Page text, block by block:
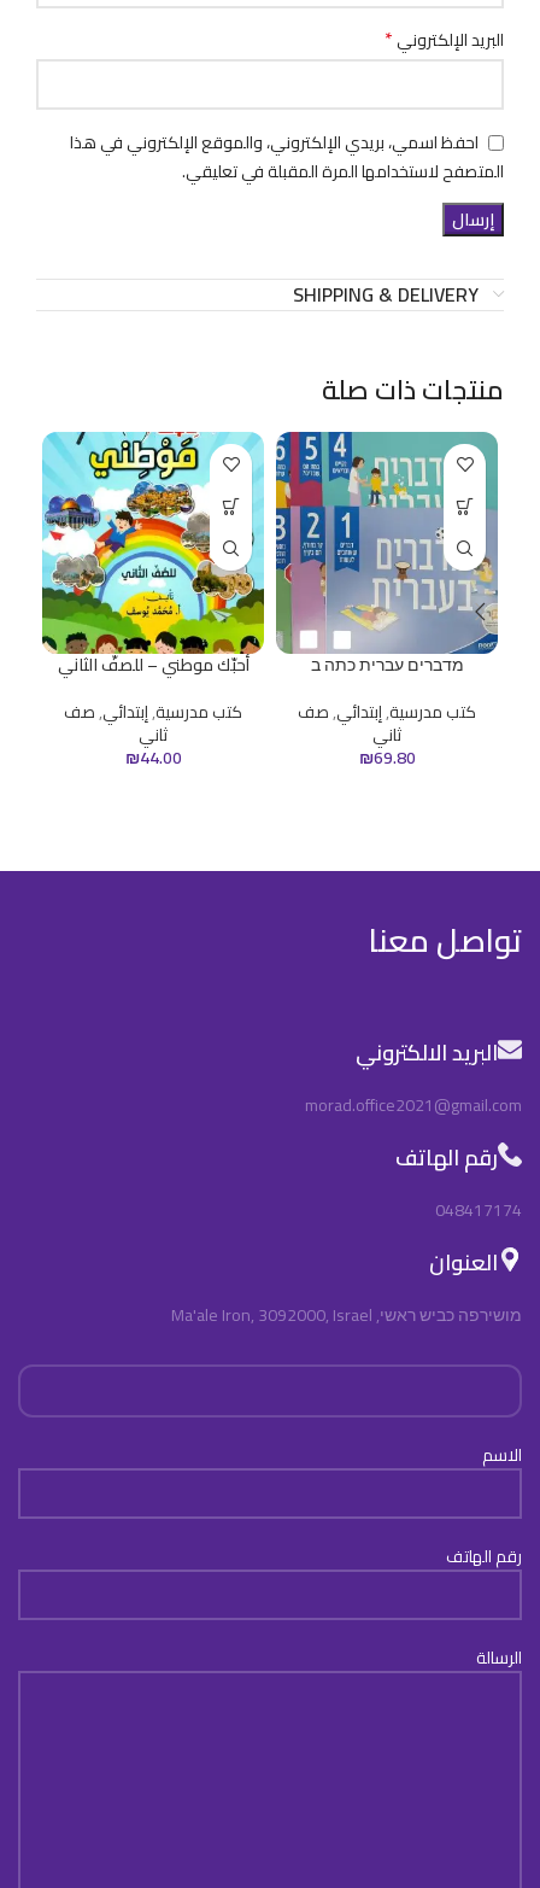
البريد الإلكتروني*
احفظ اسمي، بريدي الإلكتروني، والموقع الإلكتروني في هذا
المتصفح لاستخدامها المرة المقبلة في تعليقي.
SHIPPING & DELIVERY
منتجات ذات صلة
מדברים עברית כתה ב
كتب مدرسية,إبتدائي,صف
ثاني
₪69.80
أحبّك موطني – للصفّ الثاني
كتب مدرسية,إبتدائي,صف
ثاني
₪44.00
تواصل معنا
البريد الالكتروني
morad.office2021@gmail.com
رقم الهاتف
048417174
العنوان
מושירפה כביש ראשי, Ma'ale Iron, 3092000, Israel
الاسم
رقم الهاتف
الرسالة